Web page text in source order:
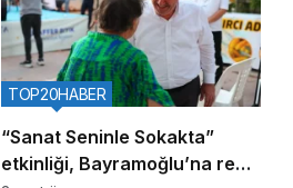
“Sanat Seninle Sokakta”
etkinliği, Bayramoğlu’na renk
TOP20HABER